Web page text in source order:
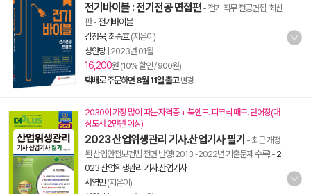
전기바이블 : 전기전공 면접편 - 전기 직무 전공면접, 최신
판-전기바이블
김정욱, 최종호(지은이)
성안당| 2023년 01월
16,200원 (10% 할인 / 900원)
택배로 주문하면 8월 11일 출고 변경
2030이 가장 많이 따는 자격증 + 북엔드. 피크닉 매트. 단어장(대
상도서 2만원 이상)
2023 산업위생관리 기사.산업기사 필기 - 최근 개정
된 산업안전보건법 전면 반영! 2013~2022년 기출문제 수록!- 2
023 산업위생관리 기사.산업기사
서영민(지은이)